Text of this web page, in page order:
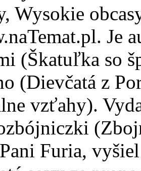
Wysokie
Je
(Škatuľka so
(Dievčatá z
vzťahy).
Furia,